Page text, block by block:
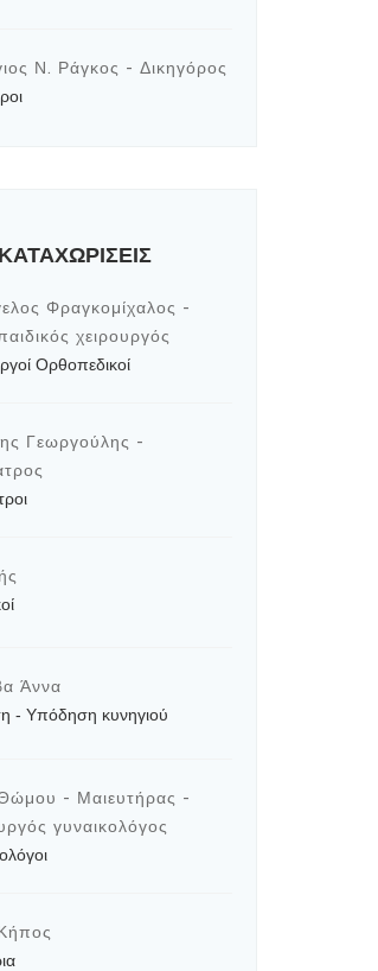
Ν. Ράγκος - Δικηγόρος
Φραγκομίχαλος -
χειρουργός
Ορθοπεδικοί
Γεωργούλης -
Άννα
- Υπόδηση κυνηγιού
Θώμου - Μαιευτήρας -
γυναικολόγος